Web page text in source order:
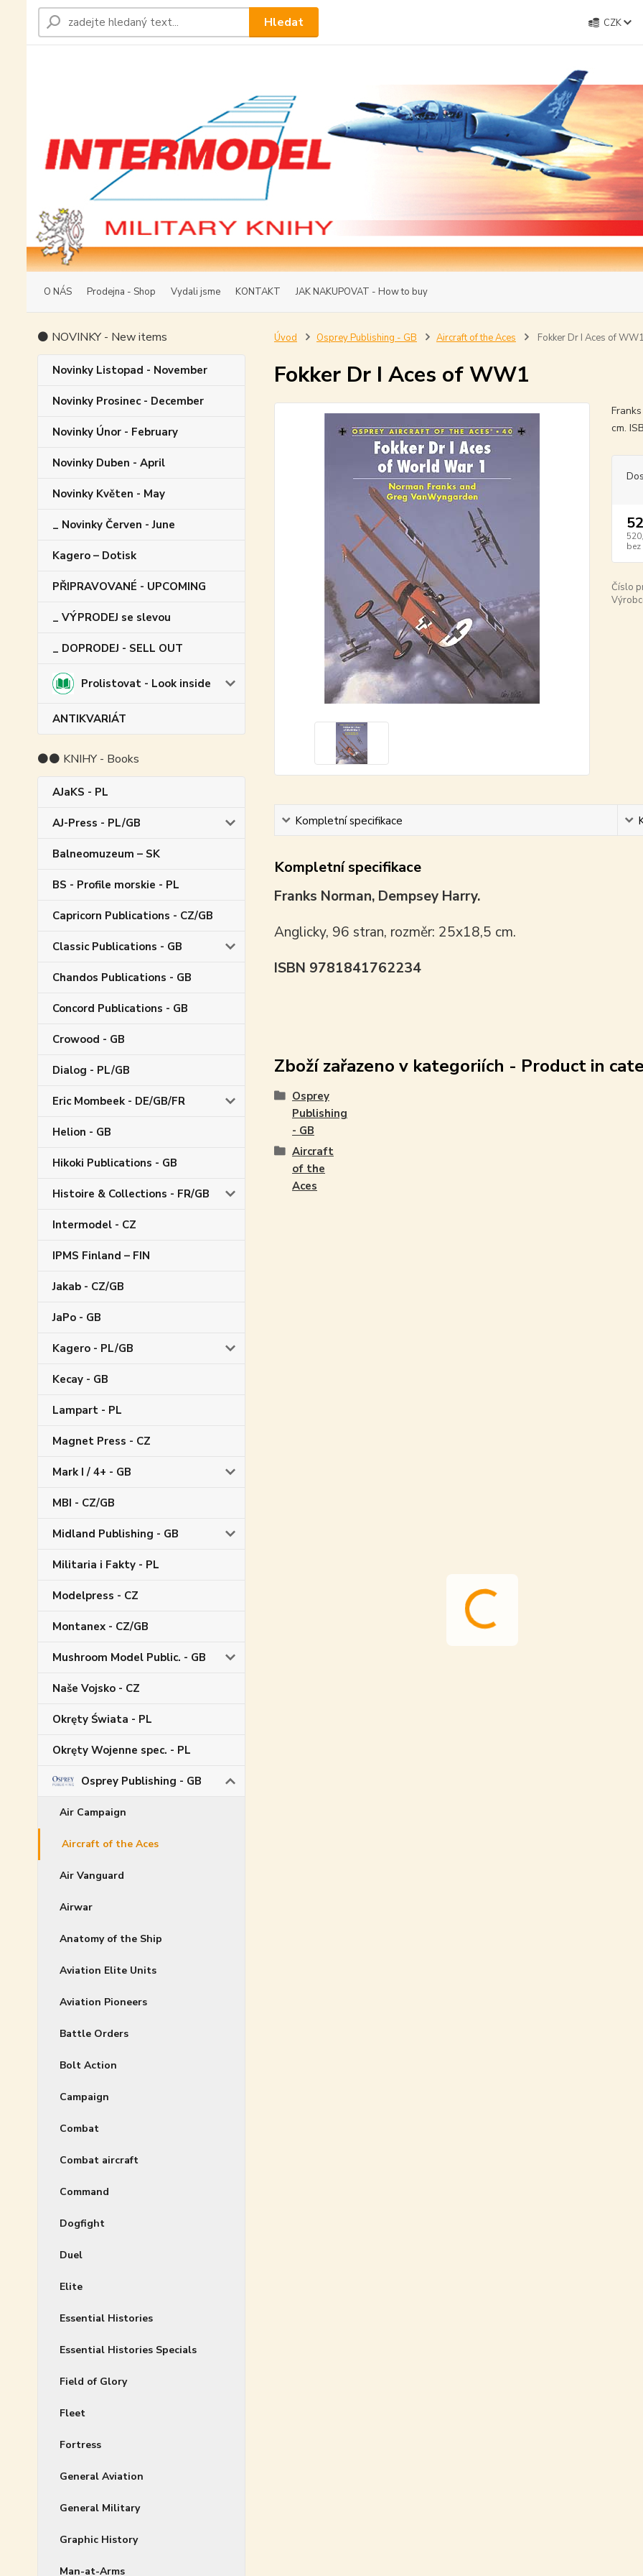
O NÁS Prodejna - Shop Vydali jsme KONTAKT JAK NAKUPOVAT - How to buy
CZK
Hledat
⚫ NOVINKY - New items
Novinky Listopad - November
Novinky Prosinec - December
Novinky Únor - February
Novinky Duben - April
Novinky Květen - May
_ Novinky Červen - June
Kagero – Dotisk
PŘIPRAVOVANÉ - UPCOMING
_ VÝPRODEJ se slevou
_ DOPRODEJ - SELL OUT
Prolistovat - Look inside
ANTIKVARIÁT
⚫⚫ KNIHY - Books
AJaKS - PL
AJ-Press - PL/GB
Balneomuzeum – SK
BS - Profile morskie - PL
Capricorn Publications - CZ/GB
Classic Publications - GB
Chandos Publications - GB
Concord Publications - GB
Crowood - GB
Dialog - PL/GB
Eric Mombeek - DE/GB/FR
Helion - GB
Hikoki Publications - GB
Histoire & Collections - FR/GB
Intermodel - CZ
IPMS Finland – FIN
Jakab - CZ/GB
JaPo - GB
Kagero - PL/GB
Kecay - GB
Lampart - PL
Magnet Press - CZ
Mark I / 4+ - GB
MBI - CZ/GB
Midland Publishing - GB
Militaria i Fakty - PL
Modelpress - CZ
Montanex - CZ/GB
Mushroom Model Public. - GB
Naše Vojsko - CZ
Okręty Świata - PL
Okręty Wojenne spec. - PL
Osprey Publishing - GB
Air Campaign
Aircraft of the Aces
Air Vanguard
Airwar
Anatomy of the Ship
Aviation Elite Units
Aviation Pioneers
Battle Orders
Bolt Action
Campaign
Combat
Combat aircraft
Command
Dogfight
Duel
Elite
Essential Histories
Essential Histories Specials
Field of Glory
Fleet
Fortress
General Aviation
General Military
Graphic History
Man-at-Arms
Úvod Osprey Publishing - GB Aircraft of the Aces Fokker Dr I Aces of WW1
Fokker Dr I Aces of WW1
cm.
bez
Číslo
Kompletní specifikace
Kompletní specifikace
Franks Norman, Dempsey Harry.
Anglicky, 96 stran, rozměr: 25x18,5 cm.
ISBN 9781841762234
Zboží zařazeno v kategoriích - Product in
Osprey
Publishing
- GB
Aircraft
of the
Aces